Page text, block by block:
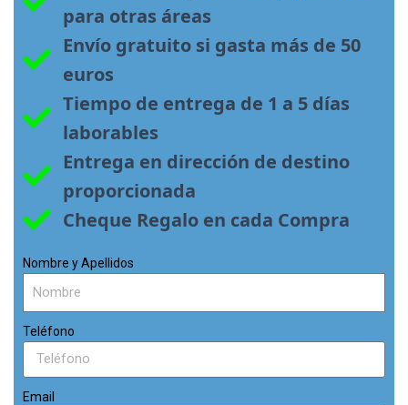
para otras áreas
Envío gratuito si gasta más de 50
euros
Tiempo de entrega de 1 a 5 días
laborables
Entrega en dirección de destino
proporcionada
Cheque Regalo en cada Compra
Nombre y Apellidos
Teléfono
Email